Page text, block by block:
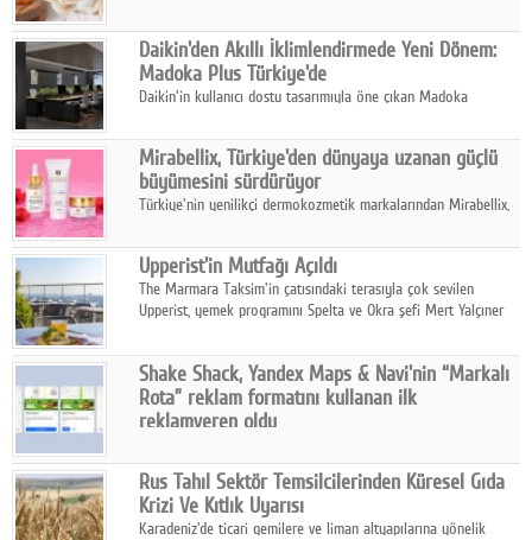
ıhlamur gibi içeceklerde tercih ettiğini ortaya koyuyor.
Daikin'den Akıllı İklimlendirmede Yeni Dönem:
Madoka Plus Türkiye'de
Daikin'in kullanıcı dostu tasarımıyla öne çıkan Madoka
kontrol ünitesi Madoka Plus Türkiye'de satışa sunuldu.
Mirabellix, Türkiye'den dünyaya uzanan güçlü
büyümesini sürdürüyor
Türkiye'nin yenilikçi dermokozmetik markalarından Mirabellix,
ürünleriyle hem yurt içinde hem de uluslararası pazarlarda
büyümesini sürdürüyor.
Upperist'in Mutfağı Açıldı
The Marmara Taksim'in çatısındaki terasıyla çok sevilen
Upperist, yemek programını Spelta ve Okra şefi Mert Yalçıner
Shake Shack, Yandex Maps & Navi'nin “Markalı
Rota” reklam formatını kullanan ilk
reklamveren oldu
artırmak amacıyla Cereyan Medya ve Yandex Ads iş birliğiyle
Yandex Maps & Navi'nin yeni "Markalı Rota" reklam formatını
kullanan ilk marka oldu.
Rus Tahıl Sektör Temsilcilerinden Küresel Gıda
Krizi Ve Kıtlık Uyarısı
Karadeniz'de ticari gemilere ve liman altyapılarına yönelik